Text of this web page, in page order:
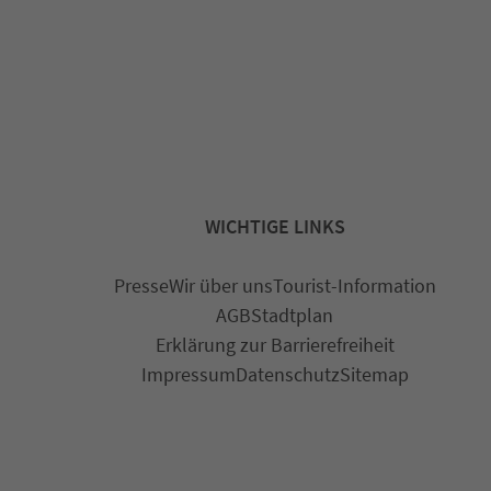
WICHTIGE LINKS
PresseWir über unsTourist-Information
AGBStadtplan
Erklärung zur Barrierefreiheit
ImpressumDatenschutzSitemap